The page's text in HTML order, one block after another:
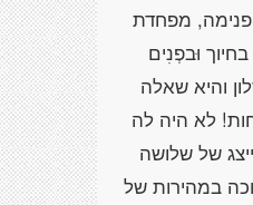
מפחדת
וּבפְנִים
והיא שאלה
לא היה לה
של שלושה
לתוכה במהירות של